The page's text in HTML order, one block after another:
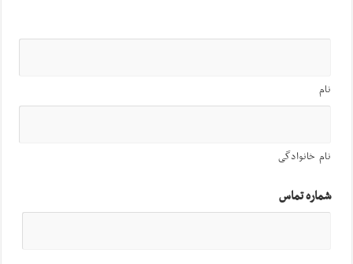
نام
نام خانوادگی
شماره تماس